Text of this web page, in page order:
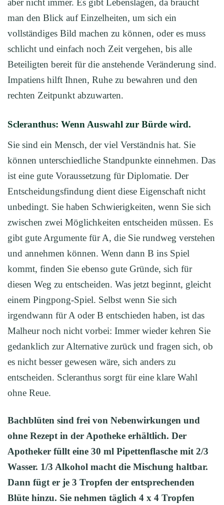
man den Blick auf Einzelheiten, um sich ein
vollständiges Bild machen zu können, oder es muss
schlicht und einfach noch Zeit vergehen, bis alle
Beteiligten bereit für die anstehende Veränderung sind.
Impatiens hilft Ihnen, Ruhe zu bewahren und den
rechten Zeitpunkt abzuwarten.
Scleranthus: Wenn Auswahl zur Bürde wird.
Sie sind ein Mensch, der viel Verständnis hat. Sie
können unterschiedliche Standpunkte einnehmen. Das
ist eine gute Voraussetzung für Diplomatie. Der
Entscheidungsfindung dient diese Eigenschaft nicht
unbedingt. Sie haben Schwierigkeiten, wenn Sie sich
zwischen zwei Möglichkeiten entscheiden müssen. Es
gibt gute Argumente für A, die Sie rundweg verstehen
und annehmen können. Wenn dann B ins Spiel
kommt, finden Sie ebenso gute Gründe, sich für
diesen Weg zu entscheiden. Was jetzt beginnt, gleicht
einem Pingpong-Spiel. Selbst wenn Sie sich
irgendwann für A oder B entschieden haben, ist das
Malheur noch nicht vorbei: Immer wieder kehren Sie
gedanklich zur Alternative zurück und fragen sich, ob
es nicht besser gewesen wäre, sich anders zu
entscheiden. Scleranthus sorgt für eine klare Wahl
ohne Reue.
Bachblüten sind frei von Nebenwirkungen und
ohne Rezept in der Apotheke erhältlich. Der
Apotheker füllt eine 30 ml Pipettenflasche mit 2/3
Wasser. 1/3 Alkohol macht die Mischung haltbar.
Dann fügt er je 3 Tropfen der entsprechenden
Blüte hinzu. Sie nehmen täglich 4 x 4 Tropfen